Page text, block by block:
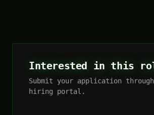
Interested in this
Submit your application
hiring portal.